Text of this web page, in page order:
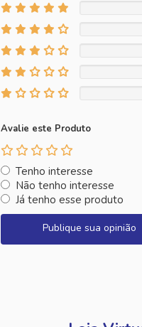
Avalie este Produto
Tenho interesse
Não tenho interesse
Já tenho esse produto
Publique sua opinião